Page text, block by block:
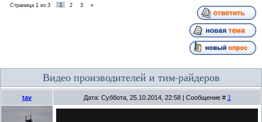
Страница 1 из 3 1 2 3 »
Видео производителей и тим-райдеров
tav Дата: Суббота, 25.10.2014, 22:58 | Сообщение # 1